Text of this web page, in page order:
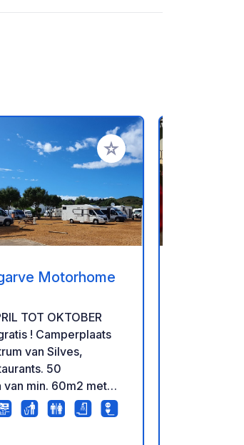
Voeg toe aan je favorieten
Motorhome
TOT OKTOBER
! Camperplaats
van Silves,
50
min. 60m2 met
water, warme
was en